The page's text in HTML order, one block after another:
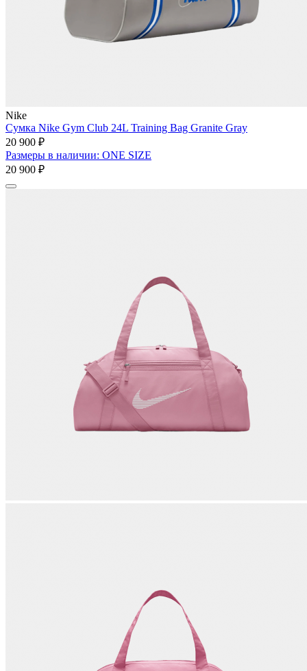
Nike
Сумка Nike Gym Club 24L Training Bag Granite Gray
20 900 ₽
Размеры в наличии: ONE SIZE
20 900 ₽